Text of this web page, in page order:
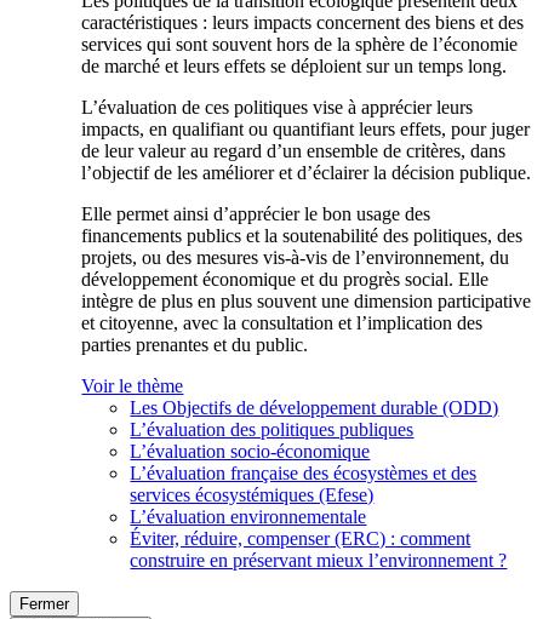
caractéristiques : leurs impacts concernent des biens et des
services qui sont souvent hors de la sphère de l’économie
de marché et leurs effets se déploient sur un temps long.
L’évaluation de ces politiques vise à apprécier leurs
impacts, en qualifiant ou quantifiant leurs effets, pour juger
de leur valeur au regard d’un ensemble de critères, dans
l’objectif de les améliorer et d’éclairer la décision publique.
Elle permet ainsi d’apprécier le bon usage des
financements publics et la soutenabilité des politiques, des
projets, ou des mesures vis-à-vis de l’environnement, du
développement économique et du progrès social. Elle
intègre de plus en plus souvent une dimension participative
et citoyenne, avec la consultation et l’implication des
parties prenantes et du public.
Voir le thème
Les Objectifs de développement durable (ODD)
L’évaluation des politiques publiques
L’évaluation socio-économique
L’évaluation française des écosystèmes et des
services écosystémiques (Efese)
L’évaluation environnementale
Éviter, réduire, compenser (ERC) : comment
construire en préservant mieux l’environnement ?
Fermer